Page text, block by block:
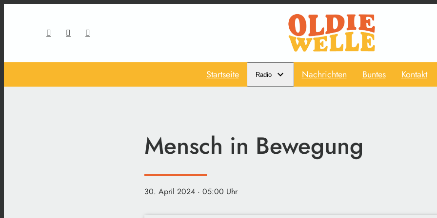
Startseite Radio Nachrichten Buntes Kontakt
Mensch in Bewegung
30. April 2024 · 05:00 Uhr